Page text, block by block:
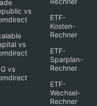
vs
vs
vs
ETF-
Kosten-
Rechner
ETF-
Sparplan-
Rechner
ETF-
Wechsel-
Rechner